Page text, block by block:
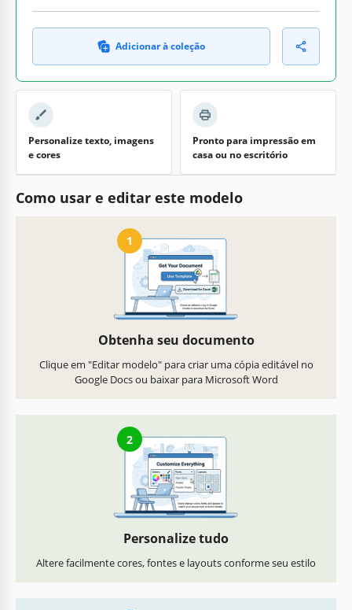
Adicionar à coleção
Personalize texto, imagens
e cores
Pronto para impressão em
casa ou no escritório
Como usar e editar este modelo
1
Obtenha seu documento
Clique em "Editar modelo" para criar uma cópia editável no
Google Docs ou baixar para Microsoft Word
2
Personalize tudo
Altere facilmente cores, fontes e layouts conforme seu estilo